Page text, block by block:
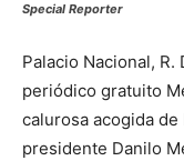
Special Reporter
Palacio Nacional,
periódico gratuito
calurosa acogida
presidente Danilo